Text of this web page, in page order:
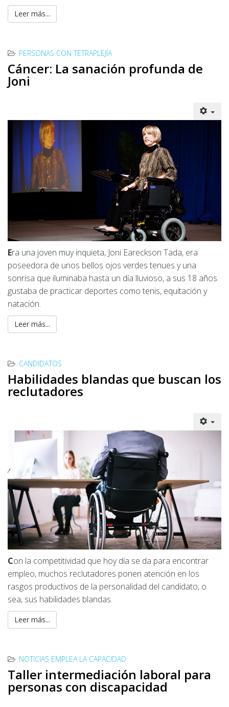
Leer más...
PERSONAS CON TETRAPLEJÍA
Cáncer: La sanación profunda de
Joni
Era una joven muy inquieta, Joni Eareckson Tada, era
poseedora de unos bellos ojos verdes tenues y una
sonrisa que iluminaba hasta un día lluvioso, a sus 18 años
gustaba de practicar deportes como tenis, equitación y
natación.
Leer más...
CANDIDATOS
Habilidades blandas que buscan los
reclutadores
Con la competitividad que hoy día se da para encontrar
empleo, muchos reclutadores ponen atención en los
rasgos productivos de la personalidad del candidato, o
sea, sus habilidades blandas.
Leer más...
NOTICIAS EMPLEA LA CAPACIDAD
Taller intermediación laboral para
personas con discapacidad